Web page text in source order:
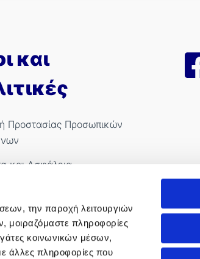
την παροχή λειτουργιών
μοιραζόμαστε πληροφορίες
κοινωνικών μέσων,
άλλες πληροφορίες που
και
Προστασίας Προσωπικών
και Ασφάλεια
Διαγωνισμού